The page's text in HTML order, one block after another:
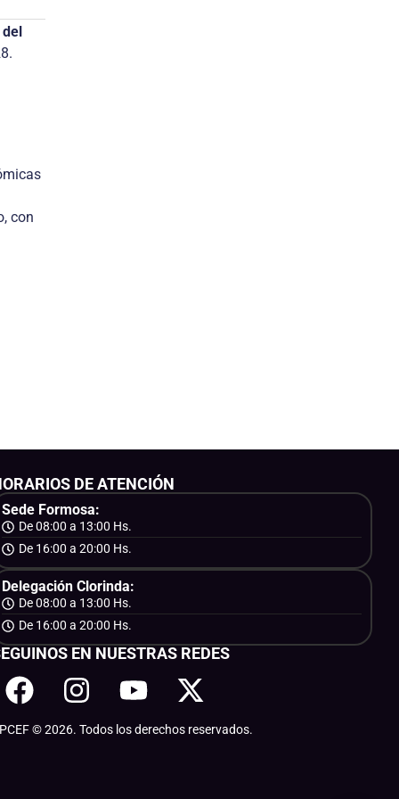
del
con
DE ATENCIÓN
Sede Formosa:
De 08:00 a 13:00 Hs.
De 16:00 a 20:00 Hs.
Delegación Clorinda:
De 08:00 a 13:00 Hs.
De 16:00 a 20:00 Hs.
EN NUESTRAS REDES
© 2026. Todos los derechos reservados.